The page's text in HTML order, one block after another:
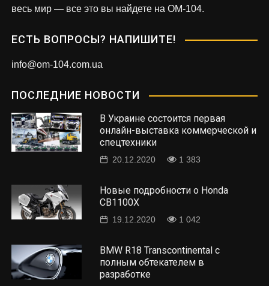
весь мир — все это вы найдете на OM-104.
ЕСТЬ ВОПРОСЫ? НАПИШИТЕ!
info@om-104.com.ua
ПОСЛЕДНИЕ НОВОСТИ
В Украине состоится первая
онлайн-выставка коммерческой и
спецтехники
20.12.2020 1 383
Новые подробности о Honda
CB1100X
19.12.2020 1 042
BMW R18 Transcontinental с
полным обтекателем в
разработке